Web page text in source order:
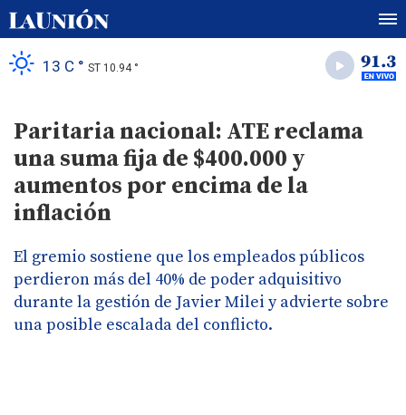
13 C ° ST 10.94 °
Paritaria nacional: ATE reclama
una suma fija de $400.000 y
aumentos por encima de la
inflación
El gremio sostiene que los empleados públicos
perdieron más del 40% de poder adquisitivo
durante la gestión de Javier Milei y advierte sobre
una posible escalada del conflicto.